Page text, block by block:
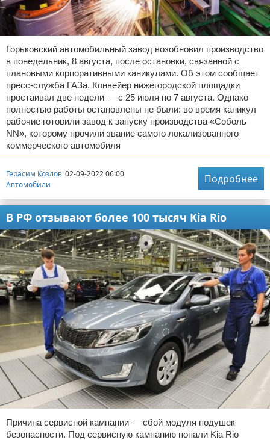
Горьковский автомобильный завод возобновил производство
в понедельник, 8 августа, после остановки, связанной с
плановыми корпоративными каникулами. Об этом сообщает
пресс-служба ГАЗа. Конвейер нижегородской площадки
простаивал две недели — с 25 июля по 7 августа. Однако
полностью работы остановлены не были: во время каникул
рабочие готовили завод к запуску производства «Соболь
NN», которому прочили звание самого локализованного
коммерческого автомобиля
Герасим Козлов 02-09-2022 06:00
Автомобили
Подробнее
В РФ отзывают более 100 тысяч Kia Rio
Причина сервисной кампании — сбой модуля подушек
безопасности. Под сервисную кампанию попали Kia Rio